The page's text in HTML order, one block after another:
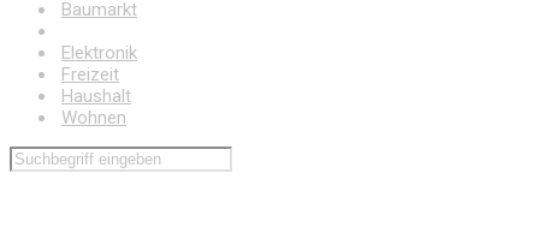
Baumarkt
Elektronik
Freizeit
Haushalt
Wohnen